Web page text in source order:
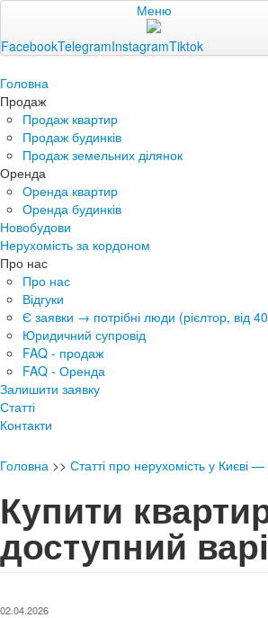
Меню
FacebookTelegramInstagramTiktok
Головна
Продаж
Продаж квартир
Продаж будинків
Продаж земельних ділянок
Оренда
Оренда квартир
Оренда будинків
Новобудови
Нерухомість за кордоном
Про нас
Про нас
Відгуки
Є заявки → потрібні люди (рієлтор, від
Юридичний супровід
FAQ - продаж
FAQ - Оренда
Залишити заявку
Статті
Контакти
Головна >> Статті про нерухомість у Києві
Купити
доступний
02.04.2026